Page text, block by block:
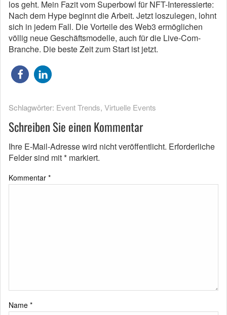
los geht. Mein Fazit vom Superbowl für NFT-Interessierte:
Nach dem Hype beginnt die Arbeit. Jetzt loszulegen, lohnt
sich in jedem Fall. Die Vorteile des Web3 ermöglichen
völlig neue Geschäftsmodelle, auch für die Live-Com-
Branche. Die beste Zeit zum Start ist jetzt.
Schlagwörter: Event Trends, Virtuelle Events
Schreiben Sie einen Kommentar
Ihre E-Mail-Adresse wird nicht veröffentlicht. Erforderliche
Felder sind mit* markiert.
Kommentar *
Name *